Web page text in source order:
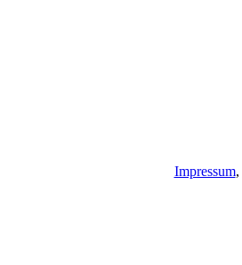
Impressum,